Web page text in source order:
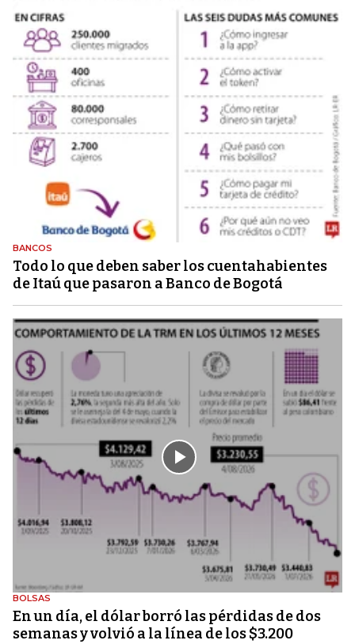
BANCOS
Todo lo que deben saber los cuentahabientes
de Itaú que pasaron a Banco de Bogotá
BOLSAS
En un día, el dólar borró las pérdidas de dos
semanas y volvió a la línea de los $3.200